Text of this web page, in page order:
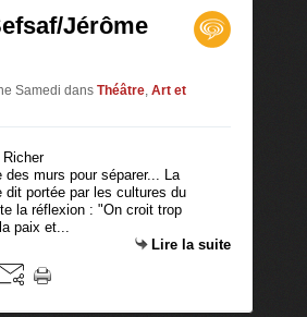
Jérôme
Samedi dans Théâtre, Art et
des murs pour séparer... La
dit portée par les cultures du
la réflexion : "On croit trop
paix et...
Lire la suite